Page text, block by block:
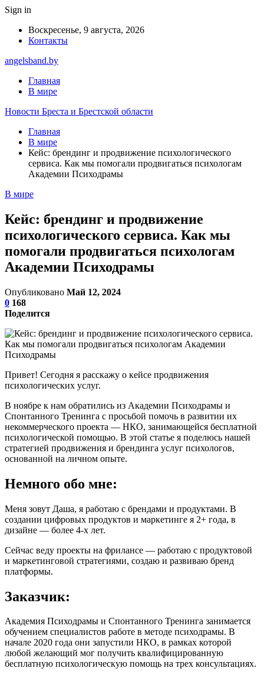
Sign in
Воскресенье, 9 августа, 2026
Контакты
angelsband.by
Главная
В мире
Новости Бреста и Брестской области
Главная
В мире
Кейс: брендинг и продвижение психологического
сервиса. Как мы помогали продвигаться психологам
Академии Психодрамы
В мире
Кейс: брендинг и продвижение
психологического сервиса. Как мы
помогали продвигаться психологам
Академии Психодрамы
Опубликовано Май 12, 2024
0 168
Поделится
Привет! Сегодня я расскажу о кейсе продвижения
психологических услуг.
В ноябре к нам обратились из Академии Психодрамы и
Спонтанного Тренинга с просьбой помочь в развитии их
некоммерческого проекта — НКО, занимающейся бесплатной
психологической помощью. В этой статье я поделюсь нашей
стратегией продвижения и брендинга услуг психологов,
основанной на личном опыте.
Немного обо мне:
Меня зовут Даша, я работаю с брендами и продуктами. В
создании цифровых продуктов и маркетинге я 2+ года, в
дизайне — более 4-х лет.
Сейчас веду проекты на фрилансе — работаю с продуктовой
и маркетинговой стратегиями, создаю и развиваю бренд
платформы.
Заказчик:
Академия Психодрамы и Спонтанного Тренинга занимается
обучением специалистов работе в методе психодрамы. В
начале 2020 года они запустили НКО, в рамках которой
любой желающий мог получить квалифицированную
бесплатную психологическую помощь на трех консультациях.